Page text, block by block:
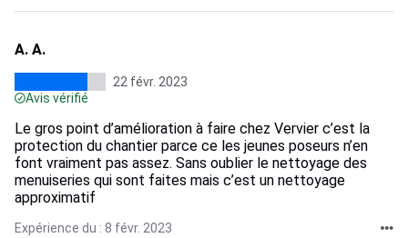
A. A.
22 févr. 2023
Avis vérifié
Le gros point d’amélioration à faire chez Vervier c’est la
protection du chantier parce ce les jeunes poseurs n’en
font vraiment pas assez. Sans oublier le nettoyage des
menuiseries qui sont faites mais c’est un nettoyage
approximatif
Expérience du : 8 févr. 2023